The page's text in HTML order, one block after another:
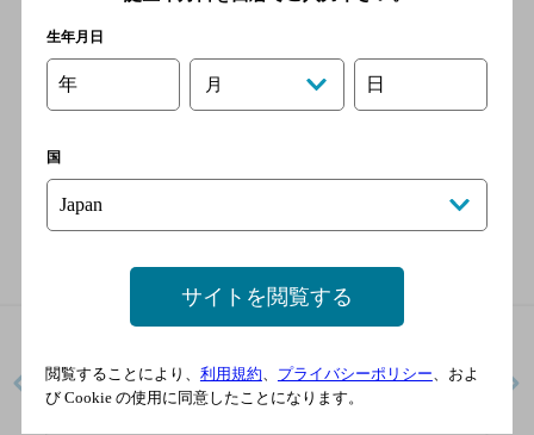
ラインナップ
生年月日
年 月 日
国
サイトを閲覧する
閲覧することにより、 利用規約、 プライバシーポリシー、およ
び Cookie の使用に同意したことになります。